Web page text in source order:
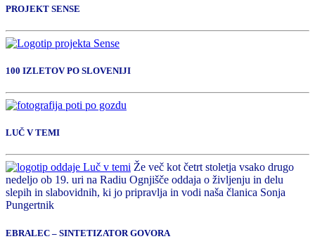
PROJEKT SENSE
100 IZLETOV PO SLOVENIJI
LUČ V TEMI
Že več kot četrt stoletja vsako drugo
nedeljo ob 19. uri na Radiu Ognjišče oddaja o življenju in delu
slepih in slabovidnih, ki jo pripravlja in vodi naša članica Sonja
Pungertnik
EBRALEC – SINTETIZATOR GOVORA